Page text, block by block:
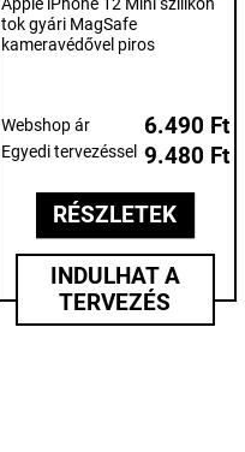
tok gyári MagSafe
kameravédővel piros
Webshop ár 6.490 Ft
Egyedi tervezéssel 9.480 Ft
RÉSZLETEK
INDULHAT A
TERVEZÉS